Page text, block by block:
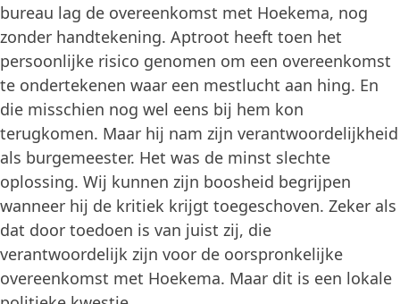
bureau lag de overeenkomst met Hoekema, nog
zonder handtekening. Aptroot heeft toen het
persoonlijke risico genomen om een overeenkomst
te ondertekenen waar een mestlucht aan hing. En
die misschien nog wel eens bij hem kon
terugkomen. Maar hij nam zijn verantwoordelijkheid
als burgemeester. Het was de minst slechte
oplossing. Wij kunnen zijn boosheid begrijpen
wanneer hij de kritiek krijgt toegeschoven. Zeker als
dat door toedoen is van juist zij, die
verantwoordelijk zijn voor de oorspronkelijke
overeenkomst met Hoekema. Maar dit is een lokale